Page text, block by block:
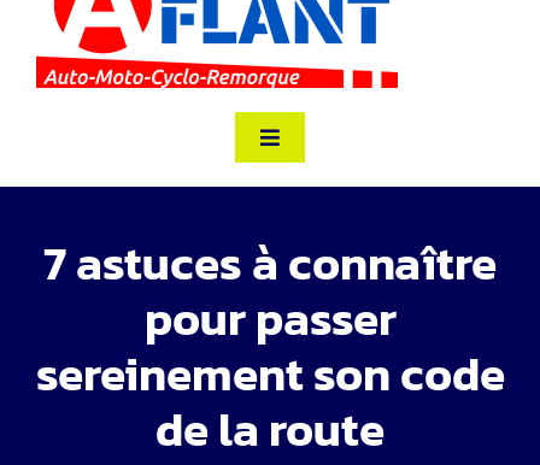
Toggle
Navigation
Formation Code
Nos permis
Permis mobilité réduite
7 astuces à connaître
pour passer
sereinement son code
de la route